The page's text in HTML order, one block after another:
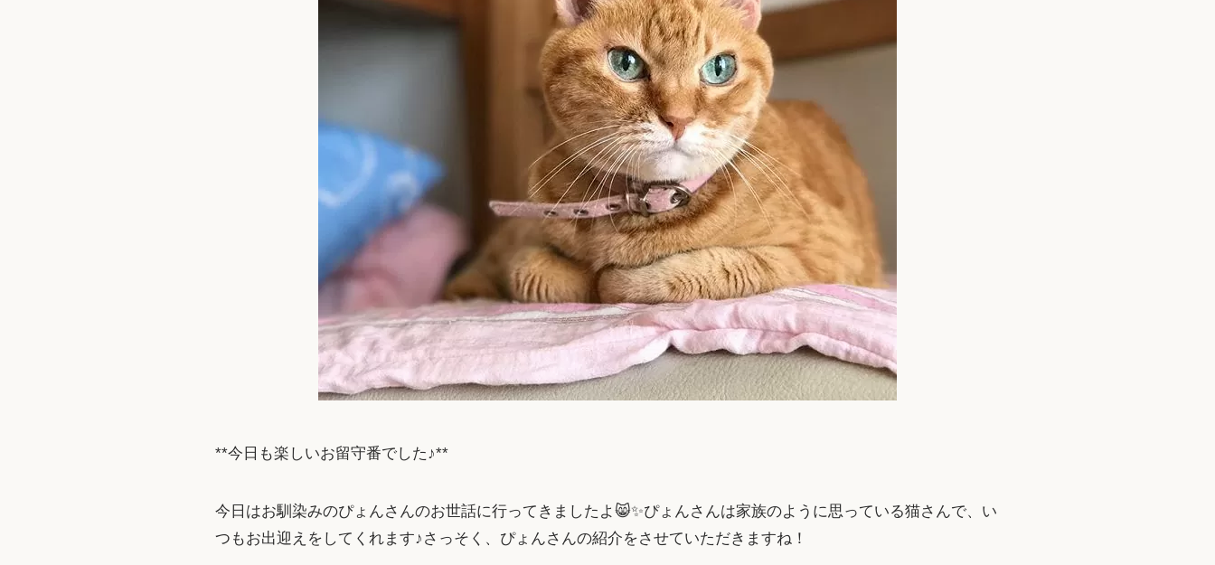
**今日も楽しいお留守番でした♪**
今日はお馴染みのぴょんさんのお世話に行ってきましたよ😸✨ぴょんさんは家族のように思っている猫さんで、い
つもお出迎えをしてくれます♪さっそく、ぴょんさんの紹介をさせていただきますね！